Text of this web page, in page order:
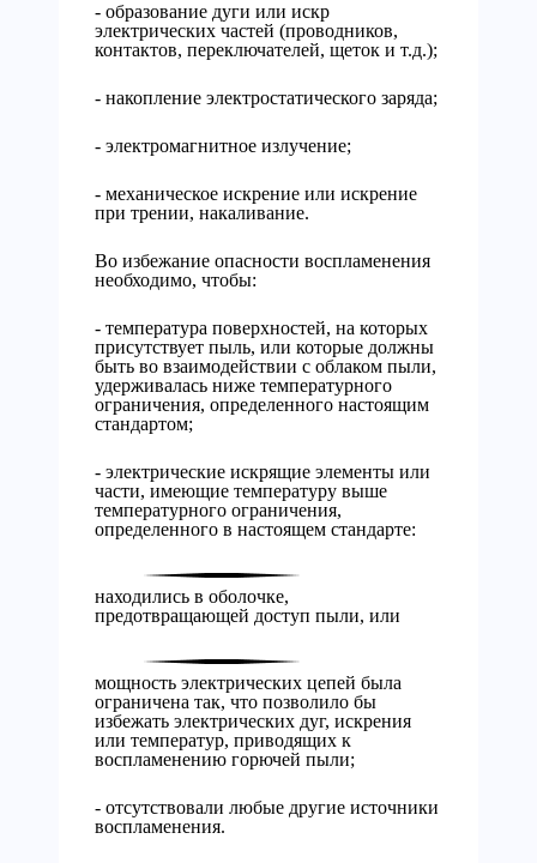
- образование дуги или искр
электрических частей (проводников,
контактов, переключателей, щеток и т.д.);
- накопление электростатического заряда;
- электромагнитное излучение;
- механическое искрение или искрение
при трении, накаливание.
Во избежание опасности воспламенения
необходимо, чтобы:
- температура поверхностей, на которых
присутствует пыль, или которые должны
быть во взаимодействии с облаком пыли,
удерживалась ниже температурного
ограничения, определенного настоящим
стандартом;
- электрические искрящие элементы или
части, имеющие температуру выше
температурного ограничения,
определенного в настоящем стандарте:
находились в оболочке,
предотвращающей доступ пыли, или
мощность электрических цепей была
ограничена так, что позволило бы
избежать электрических дуг, искрения
или температур, приводящих к
воспламенению горючей пыли;
- отсутствовали любые другие источники
воспламенения.